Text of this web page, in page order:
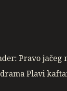
Pravo
Plavi